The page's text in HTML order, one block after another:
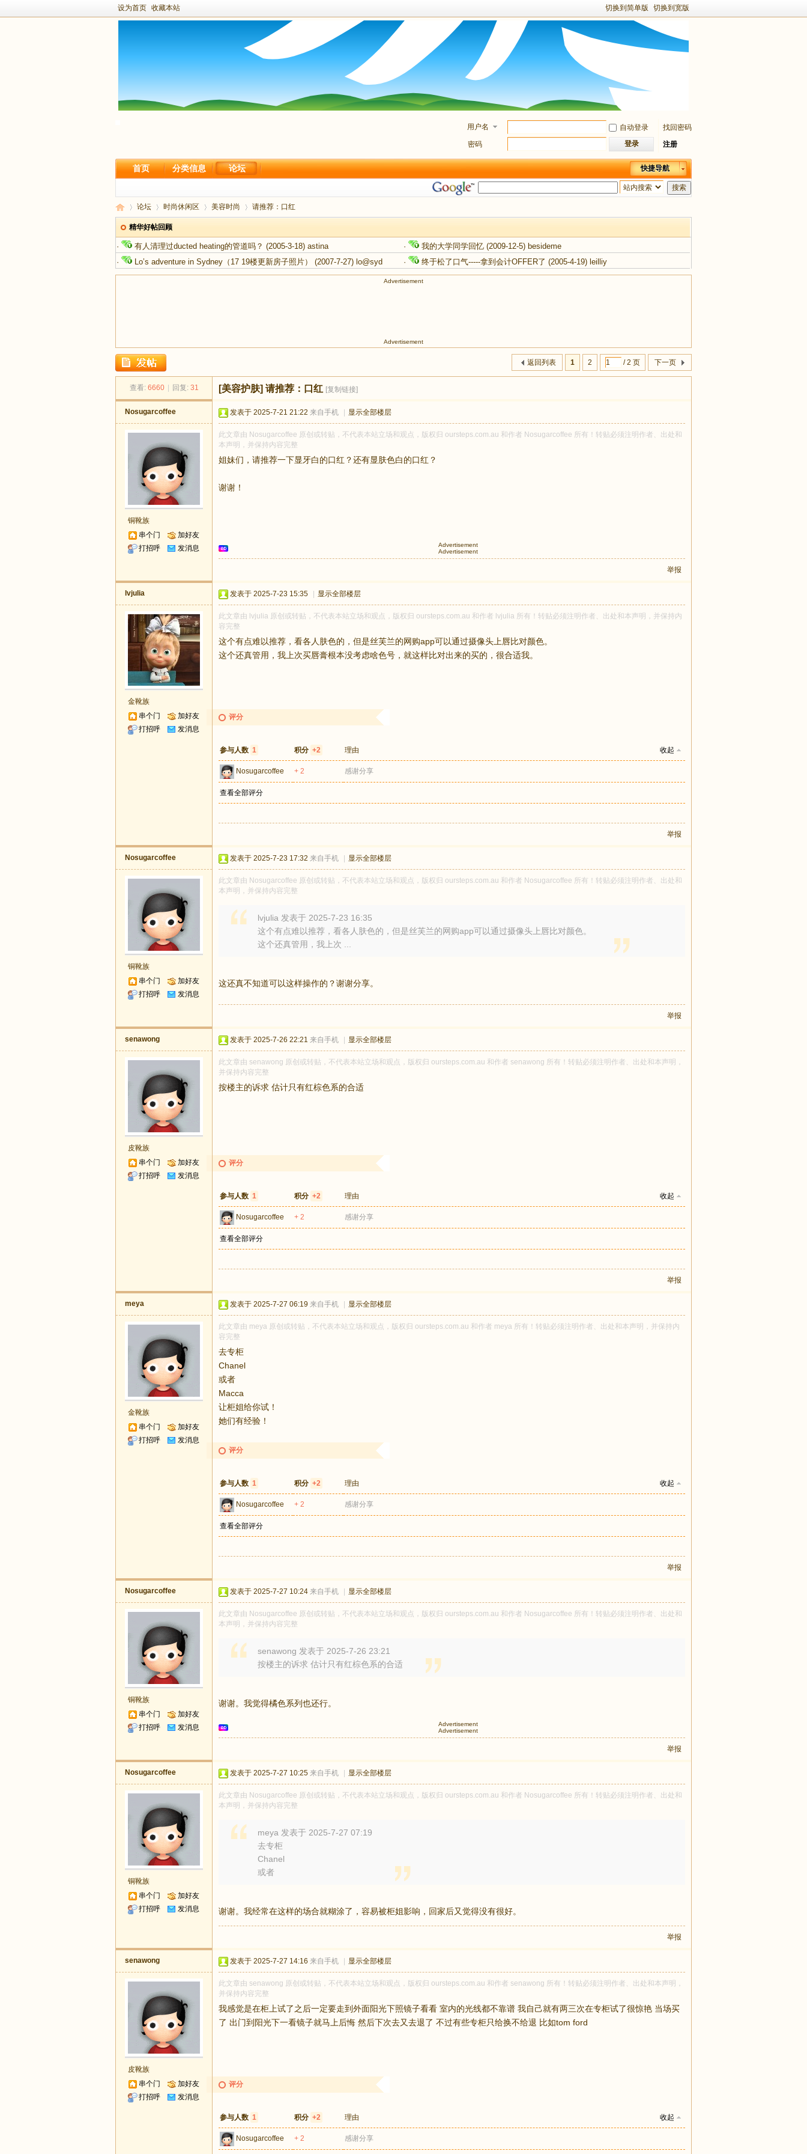
设为首页 收藏本站 切换到简单版 切换到宽版
用户名 自动登录
找回密码
密码
登录 注册
快捷导航
首页 分类信息 论坛
搜索
新
足
›
论坛
›
时尚休闲区
›
美容时尚
›
请推荐：口红
精华好帖回顾
· 有人清理过ducted heating的管道吗？ (2005-3-18) astina · 我的大学同学回忆 (2009-12-5) besideme
·
Lo’s adventure in Sydney（17 19楼更新房子照片） (2007-7-27) lo@syd · 终于松了口气-----拿到会计OFFER了 (2005-4-19) leilliy
Advertisement
Advertisement
1 2 / 2 页 下一页
返回列表
查看: 6660 回复: 31 [美容护肤] 请推荐：口红 [复制链接]
Nosugarcoffee
铜靴族
串个门
加好友
打招呼
发消息
发表于 2025-7-21 21:22 来自手机 显示全部楼层
此文章由 Nosugarcoffee 原创或转贴，不代表本站立场和观点，版权归 oursteps.com.au 和作者 Nosugarcoffee 所有！转贴必须注明作者、出处和
本声明，并保持内容完整
姐妹们，请推荐一下显牙白的口红？还有显肤色白的口红？
谢谢！
Advertisement
Advertisement
举报
lvjulia
金靴族
串个门
加好友
打招呼
发消息
发表于 2025-7-23 15:35 显示全部楼层
此文章由 lvjulia 原创或转贴，不代表本站立场和观点，版权归 oursteps.com.au 和作者 lvjulia 所有！转贴必须注明作者、出处和本声明，并保持内
容完整
这个有点难以推荐，看各人肤色的，但是丝芙兰的网购app可以通过摄像头上唇比对颜色。
这个还真管用，我上次买唇膏根本没考虑啥色号，就这样比对出来的买的，很合适我。
评分
参与人数 1 积分 +2 收起
理由
Nosugarcoffee + 2 感谢分享
查看全部评分
举报
Nosugarcoffee
铜靴族
串个门
加好友
打招呼
发消息
发表于 2025-7-23 17:32 来自手机 显示全部楼层
此文章由 Nosugarcoffee 原创或转贴，不代表本站立场和观点，版权归 oursteps.com.au 和作者 Nosugarcoffee 所有！转贴必须注明作者、出处和
本声明，并保持内容完整
lvjulia 发表于 2025-7-23 16:35
这个有点难以推荐，看各人肤色的，但是丝芙兰的网购app可以通过摄像头上唇比对颜色。
这个还真管用，我上次 ...
这还真不知道可以这样操作的？谢谢分享。
举报
senawong
皮靴族
串个门
加好友
打招呼
发消息
发表于 2025-7-26 22:21 来自手机 显示全部楼层
此文章由 senawong 原创或转贴，不代表本站立场和观点，版权归 oursteps.com.au 和作者 senawong 所有！转贴必须注明作者、出处和本声明，
并保持内容完整
按楼主的诉求 估计只有红棕色系的合适
评分
参与人数 1 积分 +2 收起
理由
Nosugarcoffee + 2 感谢分享
查看全部评分
举报
meya
金靴族
串个门
加好友
打招呼
发消息
发表于 2025-7-27 06:19 来自手机 显示全部楼层
此文章由 meya 原创或转贴，不代表本站立场和观点，版权归 oursteps.com.au 和作者 meya 所有！转贴必须注明作者、出处和本声明，并保持内
容完整
去专柜
Chanel
或者
Macca
让柜姐给你试！
她们有经验！
评分
参与人数 1 积分 +2 收起
理由
Nosugarcoffee + 2 感谢分享
查看全部评分
举报
Nosugarcoffee
铜靴族
串个门
加好友
打招呼
发消息
发表于 2025-7-27 10:24 来自手机 显示全部楼层
此文章由 Nosugarcoffee 原创或转贴，不代表本站立场和观点，版权归 oursteps.com.au 和作者 Nosugarcoffee 所有！转贴必须注明作者、出处和
本声明，并保持内容完整
senawong 发表于 2025-7-26 23:21
按楼主的诉求 估计只有红棕色系的合适
谢谢。我觉得橘色系列也还行。
Advertisement
Advertisement
举报
Nosugarcoffee
铜靴族
串个门
加好友
打招呼
发消息
发表于 2025-7-27 10:25 来自手机 显示全部楼层
此文章由 Nosugarcoffee 原创或转贴，不代表本站立场和观点，版权归 oursteps.com.au 和作者 Nosugarcoffee 所有！转贴必须注明作者、出处和
本声明，并保持内容完整
meya 发表于 2025-7-27 07:19
去专柜
Chanel
或者
谢谢。我经常在这样的场合就糊涂了，容易被柜姐影响，回家后又觉得没有很好。
举报
senawong
皮靴族
串个门
加好友
打招呼
发消息
发表于 2025-7-27 14:16 来自手机 显示全部楼层
此文章由 senawong 原创或转贴，不代表本站立场和观点，版权归 oursteps.com.au 和作者 senawong 所有！转贴必须注明作者、出处和本声明，
并保持内容完整
我感觉是在柜上试了之后一定要走到外面阳光下照镜子看看 室内的光线都不靠谱 我自己就有两三次在专柜试了很惊艳 当场买
了 出门到阳光下一看镜子就马上后悔 然后下次去又去退了 不过有些专柜只给换不给退 比如tom ford
评分
参与人数 1 积分 +2 收起
理由
Nosugarcoffee + 2 感谢分享